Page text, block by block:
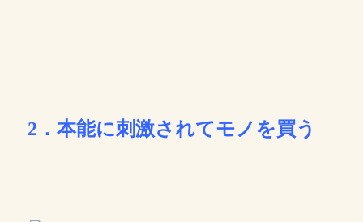
2．本能に刺激されてモノを買う